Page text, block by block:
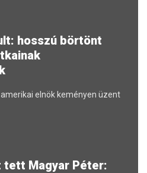
hosszú börtönt
elnök keményen üzent
tett Magyar Péter: